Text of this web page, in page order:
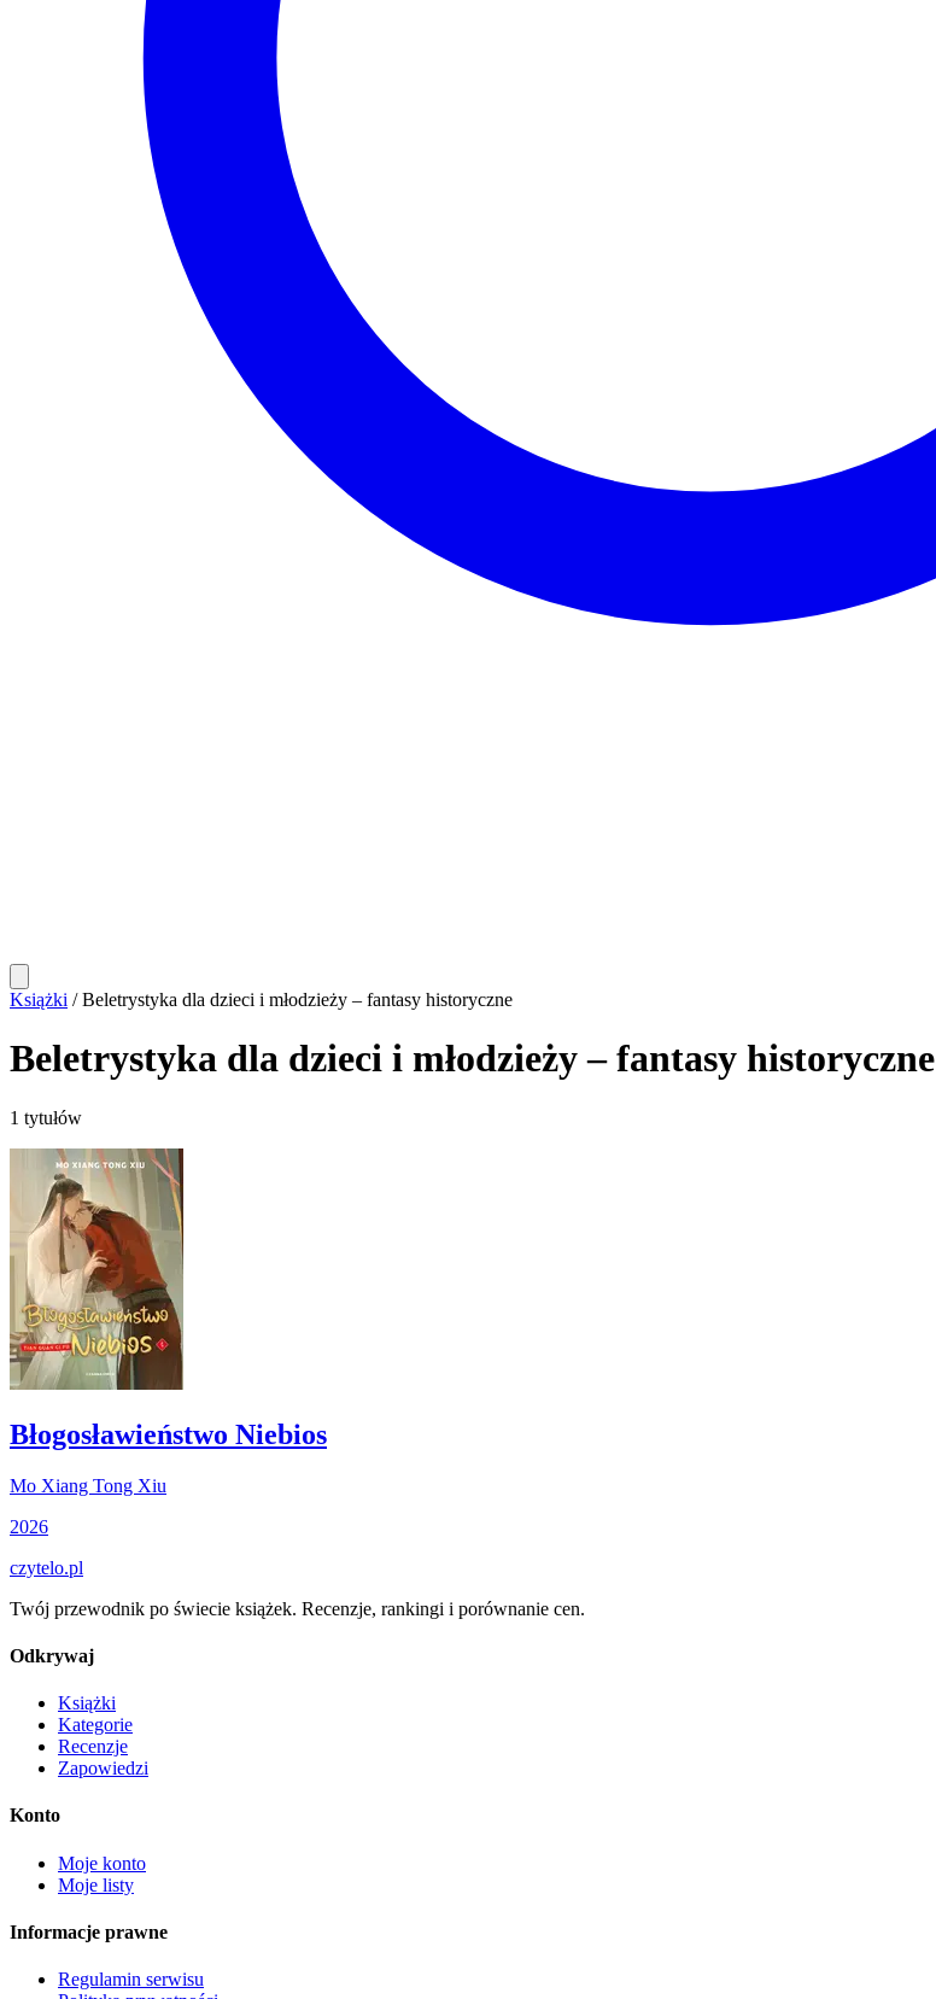
Książki / Beletrystyka dla dzieci i młodzieży – fantasy historyczne
Beletrystyka dla dzieci i młodzieży – fantasy historyczne
1 tytułów
Błogosławieństwo Niebios
Mo Xiang Tong Xiu
2026
czytelo.pl
Twój przewodnik po świecie książek. Recenzje, rankingi i porównanie cen.
Odkrywaj
Książki
Kategorie
Recenzje
Zapowiedzi
Konto
Moje konto
Moje listy
Informacje prawne
Regulamin serwisu